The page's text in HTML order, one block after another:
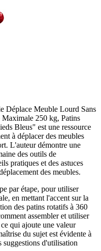
Déplace Meuble Lourd Sans
250 kg, Patins
Bleus" est une ressource
à déplacer des meubles
L'auteur démontre une
des outils de
pratiques et des astuces
des meubles.
par étape, pour utiliser
en mettant l'accent sur la
des patins rotatifs à 360
assembler et utiliser
qui ajoute une valeur
du sujet est évidente à
suggestions d'utilisation